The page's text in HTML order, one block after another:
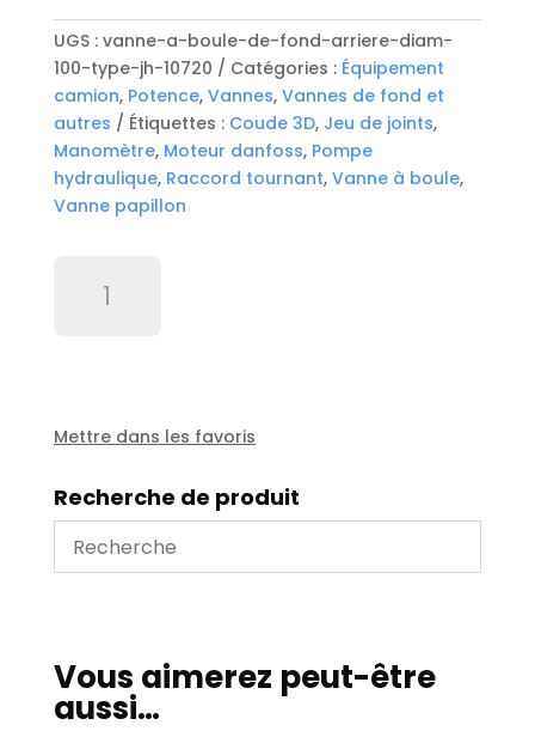
UGS : vanne-a-boule-de-fond-arriere-diam-
100-type-jh-10720
Catégories : Équipement
camion, Potence, Vannes, Vannes de fond et
autres
Étiquettes : Coude 3D, Jeu de joints,
Manomètre, Moteur danfoss, Pompe
hydraulique, Raccord tournant, Vanne à boule,
Vanne papillon
fond
diam
100
type
JH
Mettre dans les favoris
Recherche de produit
Vous aimerez peut-être
aussi…